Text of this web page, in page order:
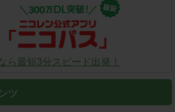
ら最短3分スピード出発！
ツ